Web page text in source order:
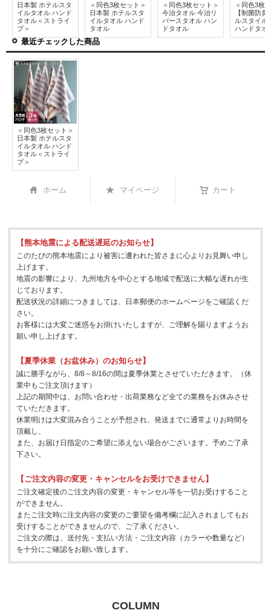
日本製 ホテルスタ
イルタオル ハンド
タオル＜ストライ
プ＞
＜同色3枚セット＞
日本製 ホテルスタ
イルタオル ハンド
タオル
＜同色3枚セット＞
今治タオル 今治リ
バースタオル ハン
ドタオル
＜同色3枚
【制菌防臭
ルスタイル
ハンドタオ
最近チェックした商品
＜同色3枚セット＞
日本製 ホテルスタ
イルタオル ハンド
タオル＜ストライ
プ＞
ホーム マイページ カート
【熊本地震による配送遅延のお知らせ】
このたびの熊本地震により被害に遭われた皆さまに心よりお見舞い申し
上げます。
地震の影響により、九州地方を中心とする地域で配送に大幅な遅れが生
じております。
配送状況の詳細につきましては、日本郵便のホームページをご確認くだ
さい。
お客様には大変ご迷惑をお掛けいたしますが、ご理解を賜りますようお
願い申し上げます。
【夏季休業（お盆休み）のお知らせ】
誠に勝手ながら、8/8～8/16の間は夏季休業とさせていただきます。（休
業中もご注文頂けます）
上記の期間中は、お問い合わせ・出荷業務など全ての業務をお休みさせ
ていただきます。
休業明けは大変混み合うことが予想され、発送までに通常よりお時間を
頂戴し、
また、お届け日指定のご希望に添えない場合がございます。予めご了承
下さい。
【ご注文内容の変更・キャンセルをお受けできません】
ご注文確定後のご注文内容の変更・キャンセル等を一切お受けすること
ができません。
またご注文時に注文内容の変更のご要望を備考欄に記入されましてもお
受けすることができませんので、ご了承ください。
ご注文の際は、送付先・支払い方法・ご注文内容（カラーや数量など）
を十分にご確認をお願い致します。
COLUMN